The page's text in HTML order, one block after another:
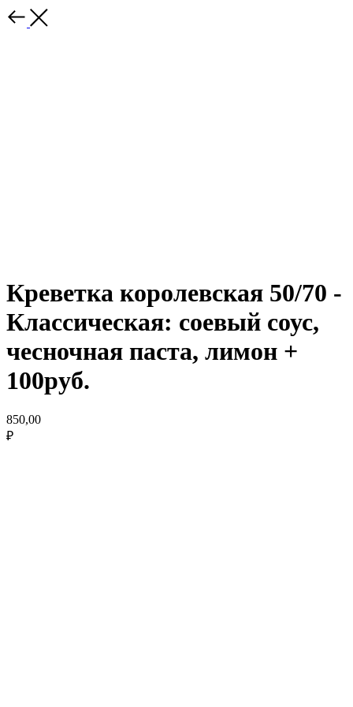
Креветка королевская 50/70 -
Классическая: соевый соус,
чесночная паста, лимон +
100руб.
850,00
₽